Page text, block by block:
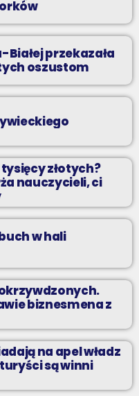
Białej przekazała
oszustom
złotych?
nauczycieli, ci
w hali
biznesmena z
na apel władz
są winni